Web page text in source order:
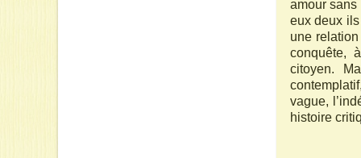
amour sans
eux deux
une
conquête,
citoyen.
vague,
histoire